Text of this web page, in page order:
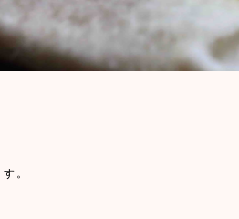
。